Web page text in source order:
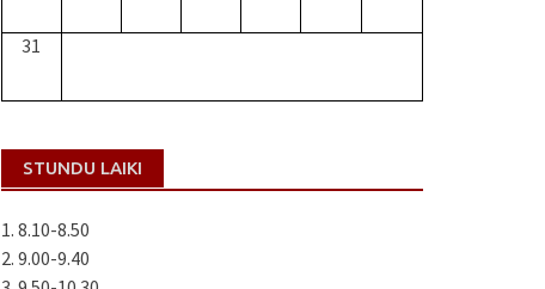
31
STUNDU LAIKI
1. 8.10-8.50
2. 9.00-9.40